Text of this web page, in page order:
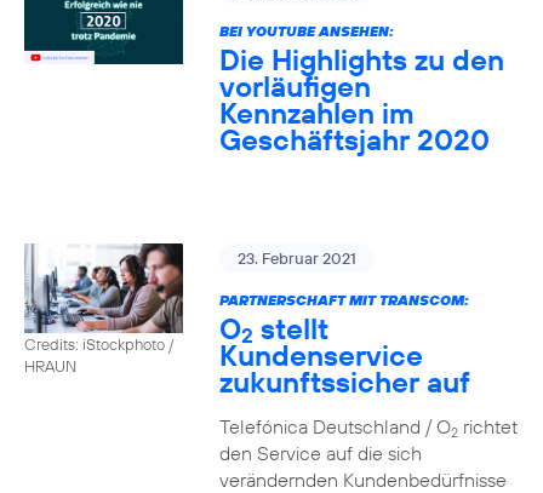
BEI YOUTUBE ANSEHEN:
Die Highlights zu den
vorläufigen
Kennzahlen im
Geschäftsjahr 2020
Credits: iStockphoto /
HRAUN
23. Februar 2021
PARTNERSCHAFT MIT TRANSCOM:
O2 stellt
Kundenservice
zukunftssicher auf
Telefónica Deutschland / O2richtet
den Service auf die sich
verändernden Kundenbedürfnisse